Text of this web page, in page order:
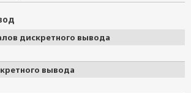
дискретного вывода
вывода